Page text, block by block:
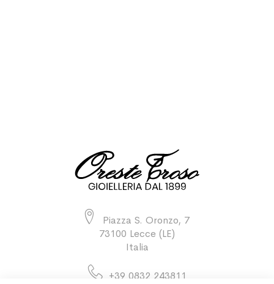
Piazza S. Oronzo, 7
73100 Lecce (LE)
Italia
+39 0832 243811